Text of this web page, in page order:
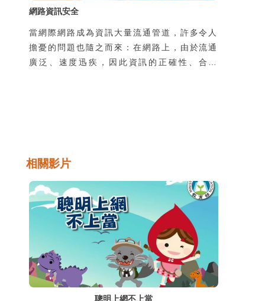
網路資訊安全
當網際網路成為資訊大量流通管道，許多令人
擔憂的問題也隨之而來：在網路上，由於流通
廣泛、速度迅疾，因此資訊的正確性、合宜
相關影片
聰明上網不上當